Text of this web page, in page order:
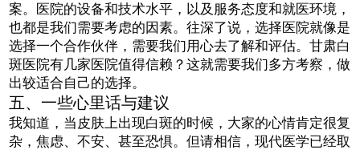
案。医院的设备和技术水平，以及服务态度和就医环境，
也都是我们需要考虑的因素。往深了说，选择医院就像是
选择一个合作伙伴，需要我们用心去了解和评估。甘肃白
斑医院有几家医院值得信赖？这就需要我们多方考察，做
出较适合自己的选择。
五、一些心里话与建议
我知道，当皮肤上出现白斑的时候，大家的心情肯定很复
杂，焦虑、不安、甚至恐惧。但请相信，现代医学已经取